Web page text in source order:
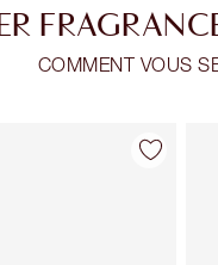
COMMENT VOUS
Article 2 sur 28